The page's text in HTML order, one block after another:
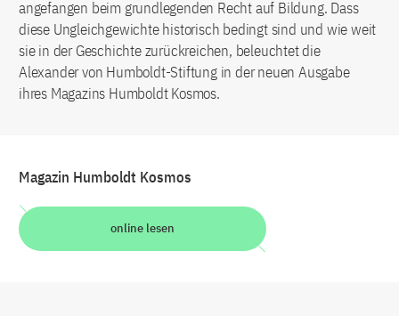
angefangen beim grundlegenden Recht auf Bildung. Dass
diese Ungleichgewichte historisch bedingt sind und wie weit
sie in der Geschichte zurückreichen, beleuchtet die
Alexander von Humboldt-Stiftung in der neuen Ausgabe
ihres Magazins Humboldt Kosmos.
Magazin Humboldt Kosmos
online lesen